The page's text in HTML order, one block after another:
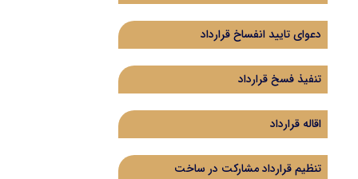
دعوای تایید انفساخ قرارداد
تنفیذ فسخ قرارداد
اقاله قرارداد
تنظیم قرارداد مشارکت در ساخت